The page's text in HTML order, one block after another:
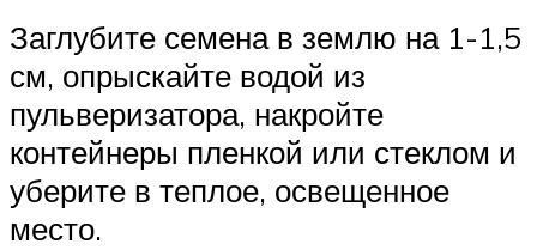
Заглубите семена в землю на 1-1,5
см, опрыскайте водой из
пульверизатора, накройте
контейнеры пленкой или стеклом и
уберите в теплое, освещенное
место.